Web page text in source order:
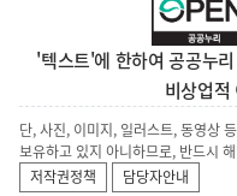
'텍스트'에 한하여 공공누
비상업적
단, 사진, 이미지, 일러스트, 동영상
보유하고 있지 아니하므로, 반드시
저작권정책
담당자안내